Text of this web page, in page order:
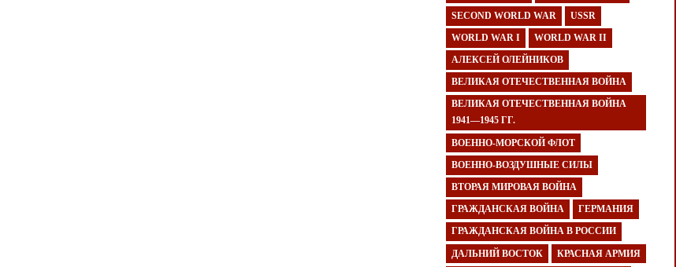
SECOND WORLD WAR USSR
WORLD WAR I WORLD WAR II
АЛЕКСЕЙ ОЛЕЙНИКОВ
ВЕЛИКАЯ ОТЕЧЕСТВЕННАЯ ВОЙНА
ВЕЛИКАЯ ОТЕЧЕСТВЕННАЯ ВОЙНА
1941—1945 ГГ.
ВОЕННО-МОРСКОЙ ФЛОТ
ВОЕННО-ВОЗДУШНЫЕ СИЛЫ
ВТОРАЯ МИРОВАЯ ВОЙНА
ГРАЖДАНСКАЯ ВОЙНА ГЕРМАНИЯ
ГРАЖДАНСКАЯ ВОЙНА В РОССИИ
ДАЛЬНИЙ ВОСТОК КРАСНАЯ АРМИЯ